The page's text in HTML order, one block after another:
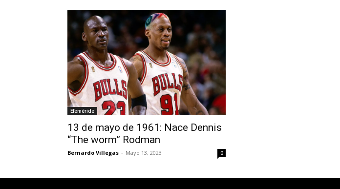
Efeméride
13 de mayo de 1961: Nace Dennis
“The worm” Rodman
Bernardo Villegas - Mayo 13, 2023 0